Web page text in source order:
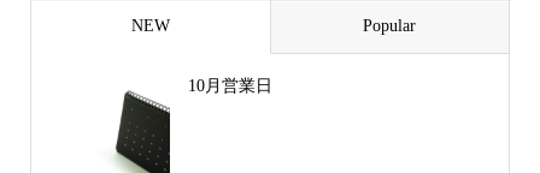
NEW Popular
10月営業日